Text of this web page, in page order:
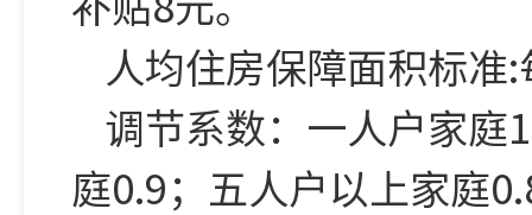
人均住房保障面积标准
调节系数：一人户家庭
庭0.9；五人户以上家庭